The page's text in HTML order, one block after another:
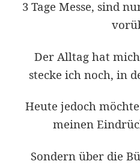
3 Tage Messe, sind
Der Alltag hat
stecke ich noch, in
Heute jedoch
meinen
Sondern über die